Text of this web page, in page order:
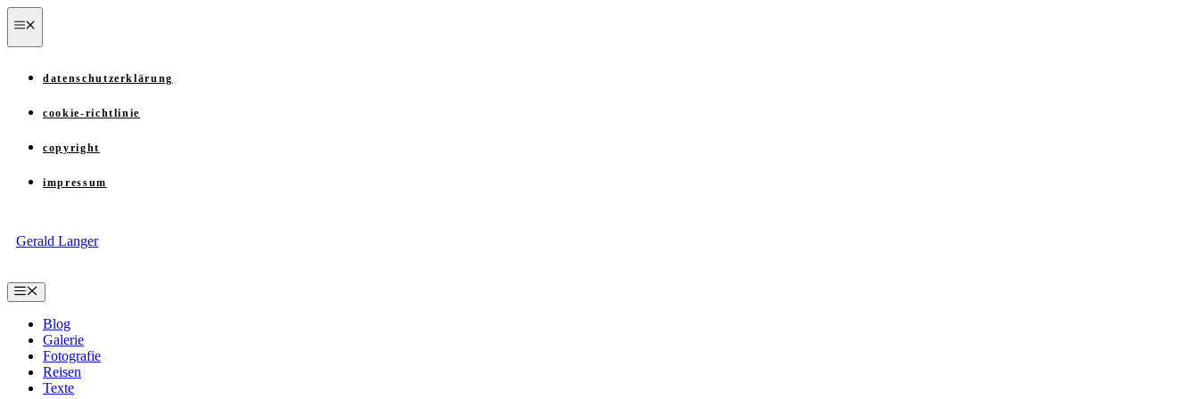
Zum
Inhalt
springen
datenschutzerklärung
cookie-richtlinie
copyright
impressum
Gerald Langer
Menü
Blog
Galerie
Fotografie
Reisen
Texte